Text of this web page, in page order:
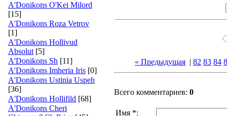
A'Donikons O'Kei Milord
[15]
A'Donikons Roza Vetrov
[1]
A'Donikons Hollivud
Absolut [5]
A'Donikons Sh [11]
A'Donikons Imheria Iris [0]
A'Donikons Ustinia Uspeh
[36]
A'Donikons Hollifild [68]
A'Donikons Cheri
« Предыдущая | 82 83 84
Всего комментариев: 0
Имя *: